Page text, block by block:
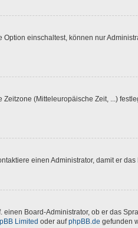
einschaltest, können nur
(Mitteleuropäische Zeit, ...)
einen Administrator, damit er
Board-Administrator, ob er das
Limited oder aufphpBB.de gefunden